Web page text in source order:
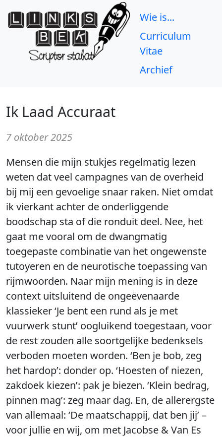
Wie is...
Curriculum
Vitae
Archief
Ik Laad Accuraat
7 oktober 2025
Mensen die mijn stukjes regelmatig lezen
weten dat veel campagnes van de overheid
bij mij een gevoelige snaar raken. Niet omdat
ik vierkant achter de onderliggende
boodschap sta of die ronduit deel. Nee, het
gaat me vooral om de dwangmatig
toegepaste combinatie van het ongewenste
tutoyeren en de neurotische toepassing van
rijmwoorden. Naar mijn mening is in deze
context uitsluitend de ongeëvenaarde
klassieker ‘Je bent een rund als je met
vuurwerk stunt’ oogluikend toegestaan, voor
de rest zouden alle soortgelijke bedenksels
verboden moeten worden. ‘Ben je bob, zeg
het hardop’: donder op. ‘Hoesten of niezen,
zakdoek kiezen’: pak je biezen. ‘Klein bedrag,
pinnen mag’: zeg maar dag. En, de allerergste
van allemaal: ‘De maatschappij, dat ben jij’ –
voor jullie en wij, om met Jacobse & Van Es